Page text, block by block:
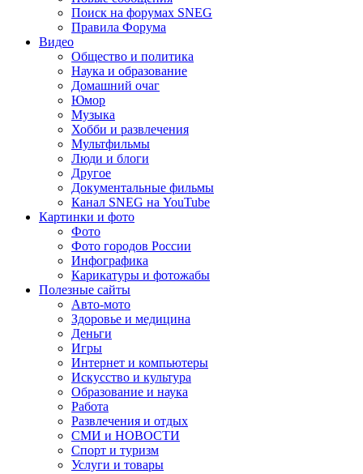
Поиск на форумах SNEG
Правила Форума
Видео
Общество и политика
Наука и образование
Домашний очаг
Юмор
Музыка
Хобби и развлечения
Мультфильмы
Люди и блоги
Другое
Документальные фильмы
Канал SNEG на YouTube
Картинки и фото
Фото
Фото городов России
Инфографика
Карикатуры и фотожабы
Полезные сайты
Авто-мото
Здоровье и медицина
Деньги
Игры
Интернет и компьютеры
Искусство и культура
Образование и наука
Работа
Развлечения и отдых
СМИ и НОВОСТИ
Спорт и туризм
Услуги и товары